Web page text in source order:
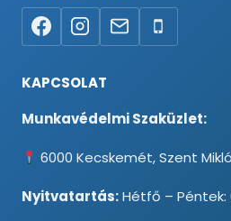
KAPCSOLAT
Munkavédelmi Szaküzlet:
6000 Kecskemét, Szent
Nyitvatartás:Hétfő – Péntek: